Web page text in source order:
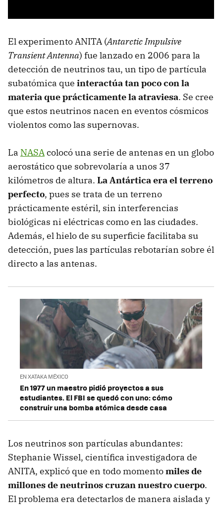
El experimento ANITA (Antarctic Impulsive
Transient Antenna) fue lanzado en 2006 para la
detección de neutrinos tau, un tipo de partícula
subatómica que interactúa tan poco con la
materia que prácticamente la atraviesa. Se cree
que estos neutrinos nacen en eventos cósmicos
violentos como las supernovas.
La NASAcolocó una serie de antenas en un globo
aerostático que sobrevolaría a unos 37
kilómetros de altura. La Antártica era el terreno
perfecto, pues se trata de un terreno
prácticamente estéril, sin interferencias
biológicas ni eléctricas como en las ciudades.
Además, el hielo de su superficie facilitaba su
detección, pues las partículas rebotarían sobre él
directo a las antenas.
EN XATAKA MÉXICO
En 1977 un maestro pidió proyectos a sus
estudiantes. El FBI se quedó con uno: cómo
construir una bomba atómica desde casa
Los neutrinos son partículas abundantes:
Stephanie Wissel, científica investigadora de
ANITA, explicó que en todo momentomiles de
millones de neutrinos cruzan nuestro cuerpo.
El problema era detectarlos de manera aislada y